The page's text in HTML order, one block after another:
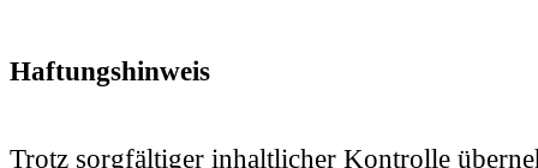
Haftungshinweis
Trotz sorgfältiger inhaltlicher Kontrolle